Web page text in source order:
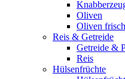
Oliven
Oliven frisch
Reis & Getreide
Getreide &
Reis
Hülsenfrüchte